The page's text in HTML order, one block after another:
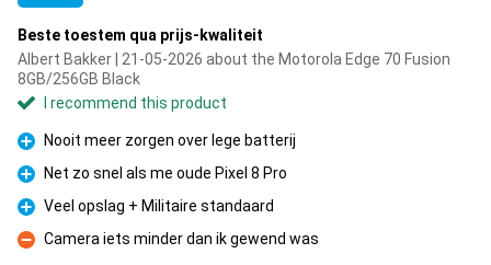
Beste toestem qua prijs-kwaliteit
Albert Bakker | 21-05-2026 about the Motorola Edge 70 Fusion
8GB/256GB Black
I recommend this product
Pro
Nooit meer zorgen over lege batterij
Pro
Net zo snel als me oude Pixel 8 Pro
Pro
Veel opslag + Militaire standaard
Con
Camera iets minder dan ik gewend was